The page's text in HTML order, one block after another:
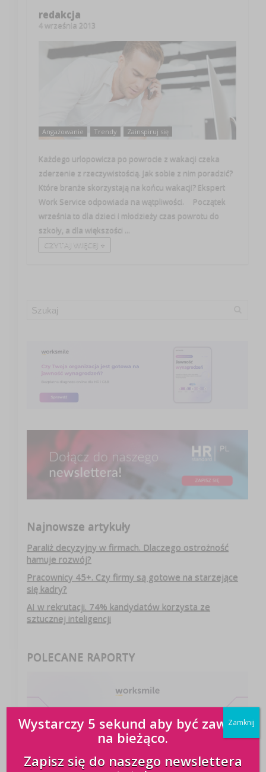
redakcja
4 września 2013
Angażowanie Trendy Zainspiruj się
Każdego urlopowicza po powrocie z wakacji czeka
zderzenie z rzeczywistością. Jak sobie z nim poradzić?
Które branże skorzystają na końcu wakacji? Ekspert
Work Service odpowiada na wątpliwości. Początek
września to dla dzieci i młodzieży czas powrotu do
szkoły, a dla większości ...
CZYTAJ WIĘCEJ +
Najnowsze artykuły
Paraliż decyzyjny w firmach. Dlaczego ostrożność
hamuje rozwój?
Pracownicy 45+. Czy firmy są gotowe na starzejące
się kadry?
AI w rekrutacji. 74% kandydatów korzysta ze
sztucznej inteligencji
POLECANE RAPORTY
Wystarczy 5 sekund aby być zawsze
na bieżąco.
Zapisz się do naszego newslettera
Zamknij